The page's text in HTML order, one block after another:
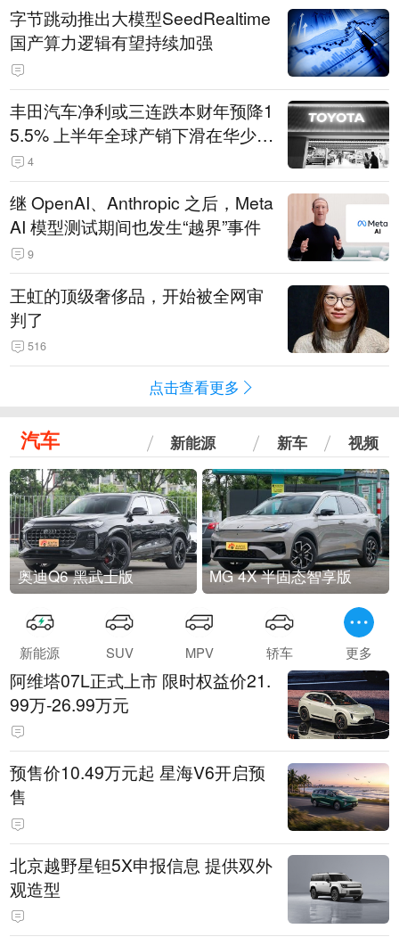
字节跳动推出大模型SeedRealtime
国产算力逻辑有望持续加强
丰田汽车净利或三连跌本财年预降1
5.5% 上半年全球产销下滑在华少卖
14.3万辆
4
继 OpenAI、Anthropic 之后，Meta
AI 模型测试期间也发生“越界”事件
9
王虹的顶级奢侈品，开始被全网审
判了
516
点击查看更多
汽车 新能源 新车 视频
奥迪Q6 黑武士版 MG 4X 半固态智享版
新能源 SUV MPV 轿车 更多
阿维塔07L正式上市 限时权益价21.
99万-26.99万元
预售价10.49万元起 星海V6开启预
售
北京越野星钽5X申报信息 提供双外
观造型